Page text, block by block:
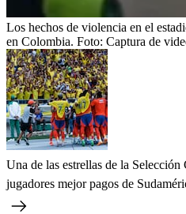
Los hechos de violencia en el
en Colombia. Foto: Captura de
Una de las estrellas de la Selección
jugadores mejor pagos de